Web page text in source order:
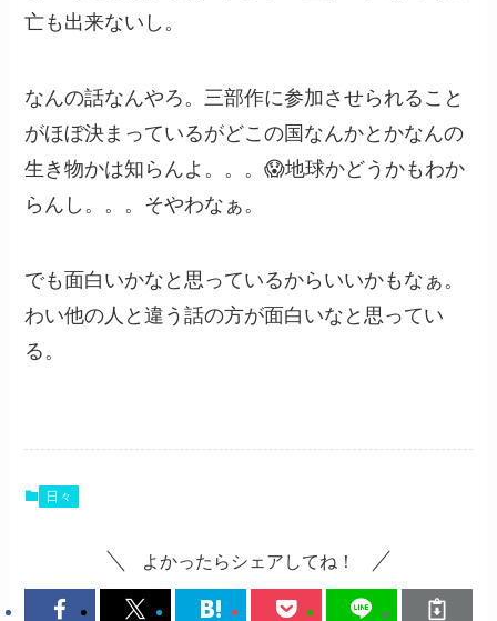
亡も出来ないし。
なんの話なんやろ。三部作に参加させられること
がほぼ決まっているがどこの国なんかとかなんの
生き物かは知らんよ。。。😱地球かどうかもわか
らんし。。。そやわなぁ。
でも面白いかなと思っているからいいかもなぁ。
わい他の人と違う話の方が面白いなと思ってい
る。
日々
よかったらシェアしてね！